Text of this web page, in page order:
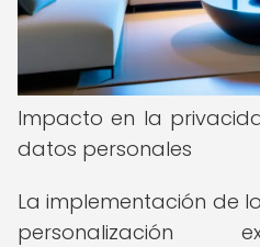
Impacto en la
datos personales
La implementación de
personalización